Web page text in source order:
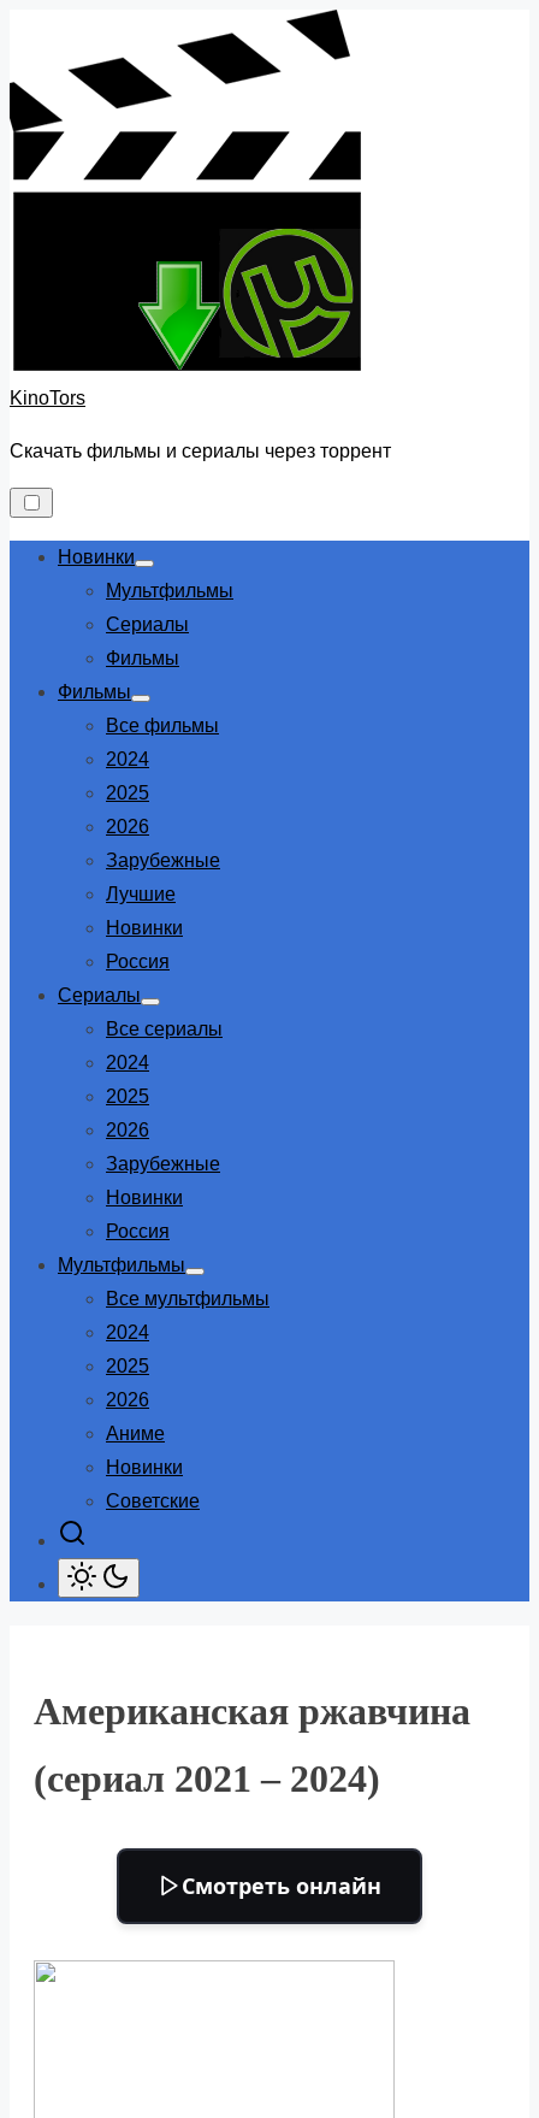
content
KinoTors
Скачать фильмы и сериалы через торрент
Новинки
Show
sub
Мультфильмы
Сериалы
Фильмы
Фильмы
Show
sub
Все фильмы
2024
2025
2026
Зарубежные
Лучшие
Новинки
Россия
Сериалы
Show
sub
Все сериалы
2024
2025
2026
Зарубежные
Новинки
Россия
Мультфильмы
Show
sub
Все мультфильмы
2024
2025
2026
Аниме
Новинки
Советские
Американская ржавчина
(сериал 2021 – 2024)
Смотреть онлайн